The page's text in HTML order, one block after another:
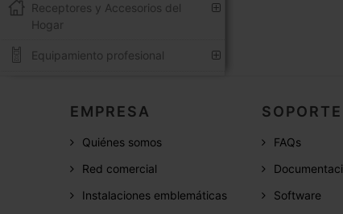
Receptores y Accesorios del
Hogar
Equipamiento profesional
EMPRESA
Quiénes somos
Red comercial
Instalaciones emblemáticas
SOPORTE
FAQs
Software